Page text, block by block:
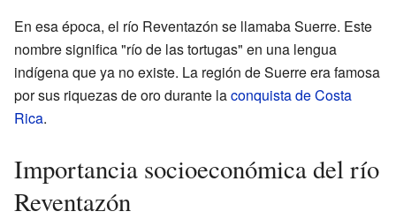
En esa época, el río Reventazón se llamaba Suerre. Este
nombre significa "río de las tortugas" en una lengua
indígena que ya no existe. La región de Suerre era famosa
por sus riquezas de oro durante laconquista de Costa
Rica.
Importancia socioeconómica del río
Reventazón